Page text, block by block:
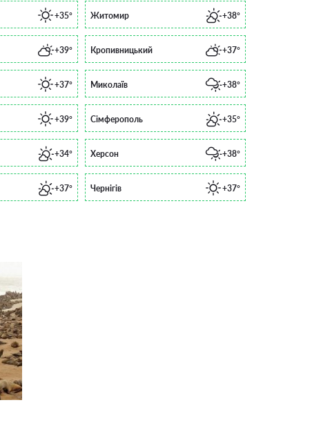
+35° Житомир +38°
+39° Кропивницький +37°
+37° Миколаїв +38°
+39° Сімферополь +35°
+34° Херсон +38°
+37° Чернігів +37°